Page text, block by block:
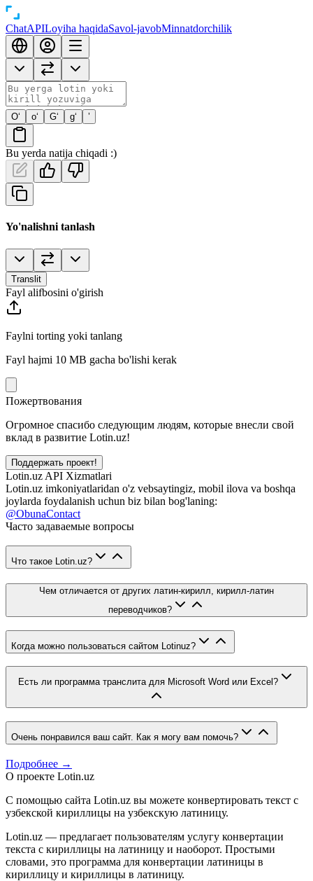
ChatAPILoyiha haqidaSavol-javobMinnatdorchilik
O‘ o‘ G‘ g‘ ’
Bu yerda natija chiqadi :)
Yo'nalishni tanlash
Translit
Fayl alifbosini o'girish
Faylni torting yoki tanlang
Fayl hajmi 10 MB gacha bo'lishi kerak
Пожертвования
Огромное спасибо следующим людям, которые внесли свой
вклад в развитие Lotin.uz!
Поддержать проект!
Lotin.uz API Xizmatlari
Lotin.uz imkoniyatlaridan o'z vebsaytingiz, mobil ilova va boshqa
joylarda foydalanish uchun biz bilan bog'laning:
@ObunaContact
Часто задаваемые вопросы
Что такое Lotin.uz?
Чем отличается от других латин-кирилл, кирилл-латин
переводчиков?
Когда можно пользоваться сайтом Lotinuz?
Есть ли программа транслита для Microsoft Word или Excel?
Очень понравился ваш сайт. Как я могу вам помочь?
Подробнее →
О проекте Lotin.uz
С помощью сайта Lotin.uz вы можете конвертировать текст с
узбекской кириллицы на узбекскую латиницу.
Lotin.uz — предлагает пользователям услугу конвертации
текста с кириллицы на латиницу и наоборот. Простыми
словами, это программа для конвертации латиницы в
кириллицу и кириллицы в латиницу.